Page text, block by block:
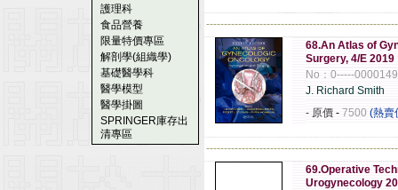
護理科
食品營養
限量特價專區
解剖學(組織學)
基礎醫學科
醫學模型
醫學掛圖
SPRINGER庫存出
清專區
68.An Atlas of
Surgery, 4/E 2019
No：0-----
J. Richard Smith
- 原價 - 7500 (熱賣
69.Operative
Urogynecology